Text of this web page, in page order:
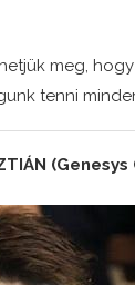
meg,
tenni